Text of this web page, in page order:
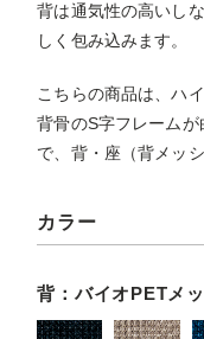
背は通気性の高いし
しく包み込みます。
こちらの商品は、ハ
背骨のS字フレーム
で、背・座（背メッ
カラー
背：バイオPETメ